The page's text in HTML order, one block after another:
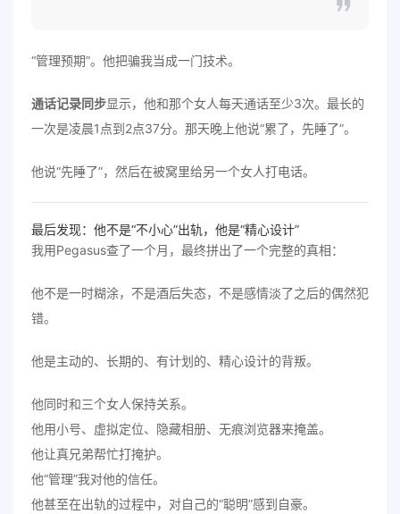
“管理预期”。他把骗我当成一门技术。
通话记录同步显示，他和那个女人每天通话至少3次。最长的
一次是凌晨1点到2点37分。那天晚上他说“累了，先睡了”。
他说“先睡了”，然后在被窝里给另一个女人打电话。
最后发现：他不是“不小心”出轨，他是“精心设计”
我用Pegasus查了一个月，最终拼出了一个完整的真相：
他不是一时糊涂，不是酒后失态，不是感情淡了之后的偶然犯
错。
他是主动的、长期的、有计划的、精心设计的背叛。
他同时和三个女人保持关系。
他用小号、虚拟定位、隐藏相册、无痕浏览器来掩盖。
他让真兄弟帮忙打掩护。
他“管理”我对他的信任。
他甚至在出轨的过程中，对自己的“聪明”感到自豪。